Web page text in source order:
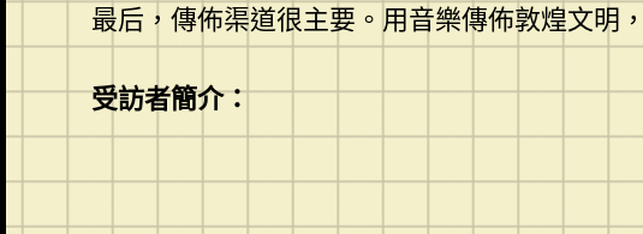
最后，傳佈渠道很主要。用音樂傳佈敦煌文明
受訪者簡介：